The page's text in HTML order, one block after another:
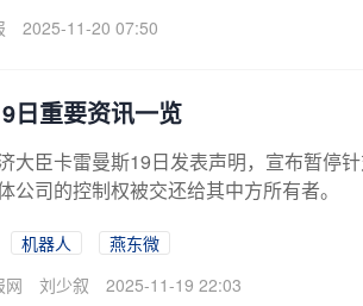
2025-11-20 07:50
日重要资讯一览
大臣卡雷曼斯19日发表声明，宣布暂停
公司的控制权被交还给其中方所有者。
机器人
燕东微
网
刘少叙 2025-11-19 22:03